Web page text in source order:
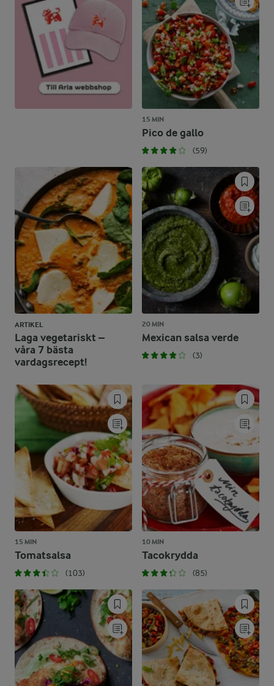
15 MIN
Pico de gallo
(59)
ARTIKEL
Laga vegetariskt –
våra 7 bästa
vardagsrecept!
20 MIN
Mexican salsa verde
(3)
15 MIN
Tomatsalsa
(103)
10 MIN
Tacokrydda
(85)